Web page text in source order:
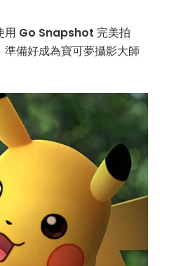
用 Go Snapshot 完美拍
備好成為寶可夢攝影大師